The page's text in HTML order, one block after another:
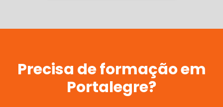
Precisa deformaçãoem
Portalegre?